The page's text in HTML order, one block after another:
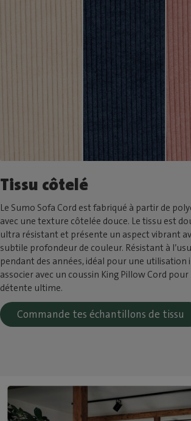
Tissu côtelé
Le Sumo Sofa Cord est fabriqué à partir de
avec une texture côtelée douce. Le tissu est
ultra résistant et présente un aspect vibrant
subtile profondeur de couleur. Résistant à
pendant des années, idéal pour une utilisation
associer avec un coussin King Pillow Cord pour
détente ultime.
Commande tes échantillons de tissu